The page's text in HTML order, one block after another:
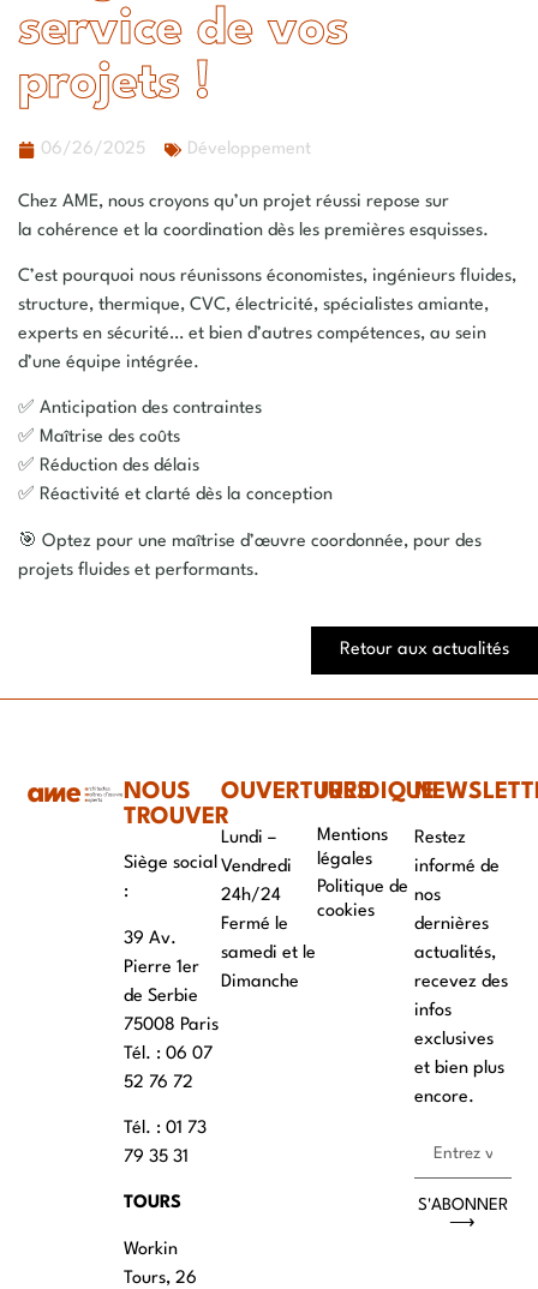
service de vos
projets !
06/26/2025 Développement
Chez AME, nous croyons qu’un projet réussi repose sur
la cohérence et la coordination dès les premières esquisses.
C’est pourquoi nous réunissons économistes, ingénieurs fluides,
structure, thermique, CVC, électricité, spécialistes amiante,
experts en sécurité… et bien d’autres compétences, au sein
d’une équipe intégrée.
✅ Anticipation des contraintes
✅ Maîtrise des coûts
✅ Réduction des délais
✅ Réactivité et clarté dès la conception
🎯 Optez pour une maîtrise d’œuvre coordonnée, pour des
projets fluides et performants.
Retour aux actualités
NOUS
TROUVER
Siège social
:
39 Av.
Pierre 1er
de Serbie
75008 Paris
Tél. : ‭06 07
52 76 72
Tél. : 01 73
79 35 31
TOURS
Workin
Tours, 26
OUVERTURES
Lundi –
Vendredi
24h/24
Fermé le
samedi et le
Dimanche
JURIDIQUE
Mentions
légales
Politique de
cookies
Restez
informé de
nos
dernières
actualités,
recevez des
infos
exclusives
et bien plus
encore.
S'ABONNER
⟶